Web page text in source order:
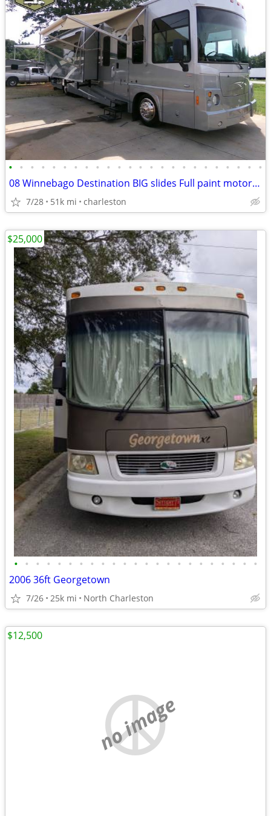
• • • • • • • • • • • • • • • • • • • • • • • •
08 Winnebago Destination BIG slides Full paint motorhome 340hp diesel
7/28 51k mi charleston
• • • • • • • • • • • • • • • • • • • • • • •
2006 36ft Georgetown
7/26 25k mi North Charleston
$25,000
no image
$12,500